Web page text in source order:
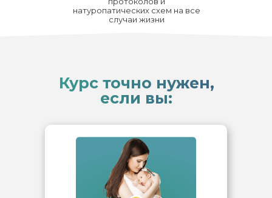
натуропатических схем на все
случаи жизни
Курс точно нужен,
если вы: